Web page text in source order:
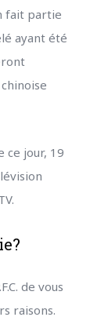
fait partie
ayant été
ce jour, 19
de vous
raisons.